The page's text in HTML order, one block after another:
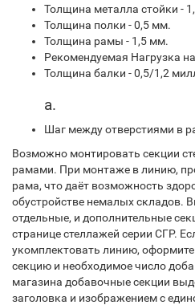
Толщина металла стойки -
Толщина полки - 0,5 мм.
Толщина рамы - 1,5 мм.
Рекомендуемая Нагрузка
Толщина балки - 0,5/1,2
а.
Шаг между отверстиями в
Возможно монтировать секции
рамами. При монтаже в линию,
рама, что даёт возможность
обустройстве немалых складов.
отдельные, и дополнительные
странице стеллажей серии СГР.
укомплектовать линию,
секцию и необходимое число
магазина добавочные секции
заголовка и изображением с